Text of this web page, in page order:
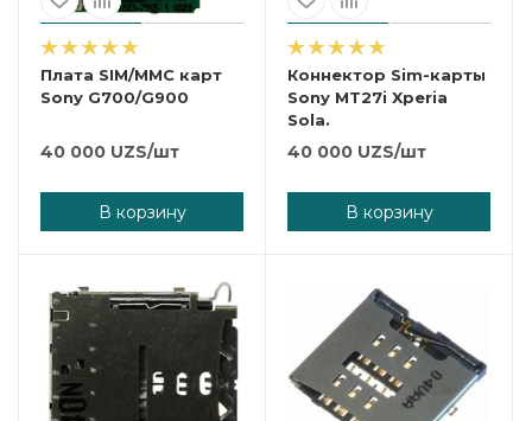
Плата SIM/MMC карт
Sony G700/G900
40 000 UZS/шт
В корзину
Коннектор Sim-карты
Sony MT27i Xperia
Sola.
40 000 UZS/шт
В корзину